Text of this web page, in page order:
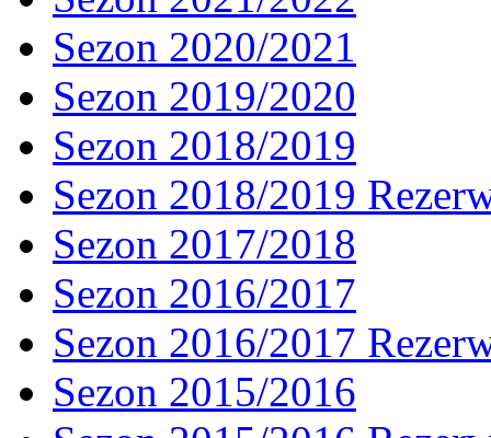
Sezon 2020/2021
Sezon 2019/2020
Sezon 2018/2019
Sezon 2018/2019
Sezon 2017/2018
Sezon 2016/2017
Sezon 2016/2017
Sezon 2015/2016